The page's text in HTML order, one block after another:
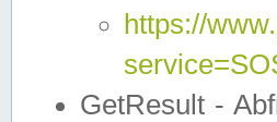
https://
GetResult -